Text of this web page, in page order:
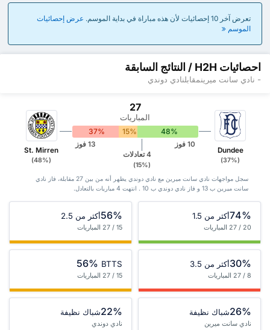
تعرض آخر 10 إحصائيات لأن هذه مباراة في بداية الموسم.
عرض إحصائيات
الموسم
احصائيات H2H / النتائج السابقة
- نادي سانت ميرينمقابلنادي دوندي
St. Mirren
(48%)
27
المباريات
48%
15%
37%
13 فوز
4 تعادلات
(15%)
10 فوز
Dundee
(37%)
سجل مواجهات نادي سانت ميرين مع نادي دوندي يظهر أنه من بين 27 ‏مقابلة، فاز نادي
سانت ميرين ب 13 و فاز نادي دوندي ب 10 . انتهت 4 مباريات بالتعادل.
74%أكثر من 1.5
20 / 27 المباريات
56%أكثر من 2.5
15 / 27 المباريات
30%أكثر من 3.5
8 / 27 المباريات
56% BTTS
15 / 27 المباريات
26%شباك نظيفة
نادي سانت ميرين
22%شباك نظيفة
نادي دوندي